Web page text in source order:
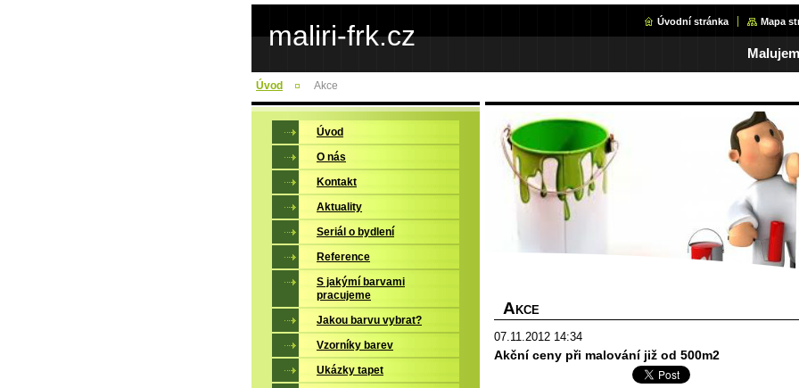
maliri-frk.cz Úvodní stránka Mapa
Úvod Akce
A KCE
07.11.2012 14:34
Akční ceny při malování již od 500m2
Úvod
O nás
Kontakt
Aktuality
Seriál o bydlení
Reference
S jakýmí barvami
pracujeme
Jakou barvu vybrat?
Vzorníky barev
Ukázky tapet